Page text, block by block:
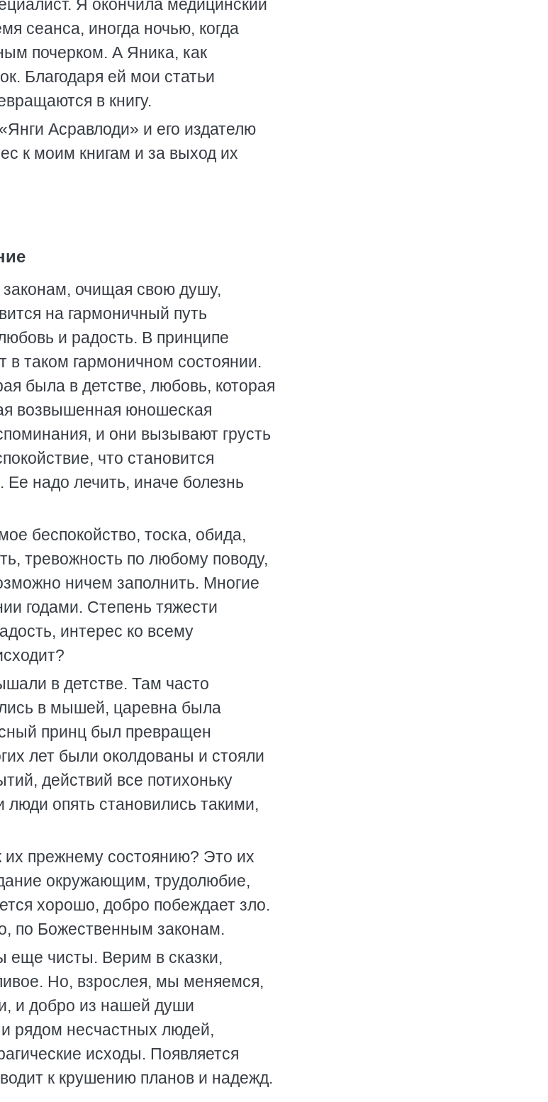
Я окончила медицинский
сеанса, иногда ночью, когда
почерком. А Яника, как
Благодаря ей мои статьи
в книгу.
Асравлоди» и его издателю
к моим книгам и за выход их
очищая свою душу,
на гармоничный путь
и радость. В принципе
в таком гармоничном состоянии.
была в детстве, любовь, которая
возвышенная юношеская
и они вызывают грусть
что становится
надо лечить, иначе болезнь
беспокойство, тоска, обида,
тревожность по любому поводу,
ничем заполнить. Многие
годами. Степень тяжести
интерес ко всему
в детстве. Там часто
в мышей, царевна была
принц был превращен
лет были околдованы и стояли
действий все потихоньку
опять становились такими,
прежнему состоянию? Это их
окружающим, трудолюбие,
хорошо, добро побеждает зло.
по Божественным законам.
еще чисты. Верим в сказки,
Но, взрослея, мы меняемся,
и добро из нашей души
рядом несчастных людей,
исходы. Появляется
к крушению планов и надежд.